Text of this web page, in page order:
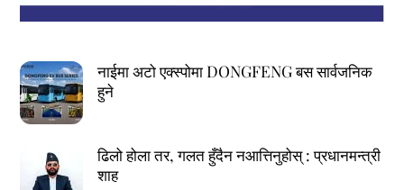
नाईमा अटो एक्स्पोमा DONGFENG बस सार्वजनिक
हुने
ढिलो होला तर, गलत हुँदैन नआत्तिनुहोस् : प्रधानमन्त्री
शाह